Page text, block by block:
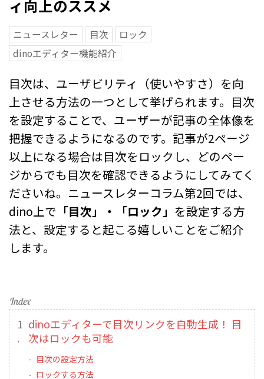
ィ向上のススメ
ニュースレター 目次
ロック
dinoエディター機能紹介
目次は、ユーザビリティ（使いやすさ）を向
上させる方法の一つとして挙げられます。目次
を設定することで、ユーザーが記事の全体像を
把握できるようになるのです。記事が2ページ
以上になる場合は目次をロックし、どのペー
ジからでも目次を確認できるようにしてみてく
ださいね。ニュースレターコラム第2回では、
dino上で 「目次」・「ロック」 を設定する方
法と、設定すると起こる嬉しいことをご紹介
します。
dinoエディターで目次リンクを自動生成！ 目
次はロックも可能
目次の設定方法
ロックする方法